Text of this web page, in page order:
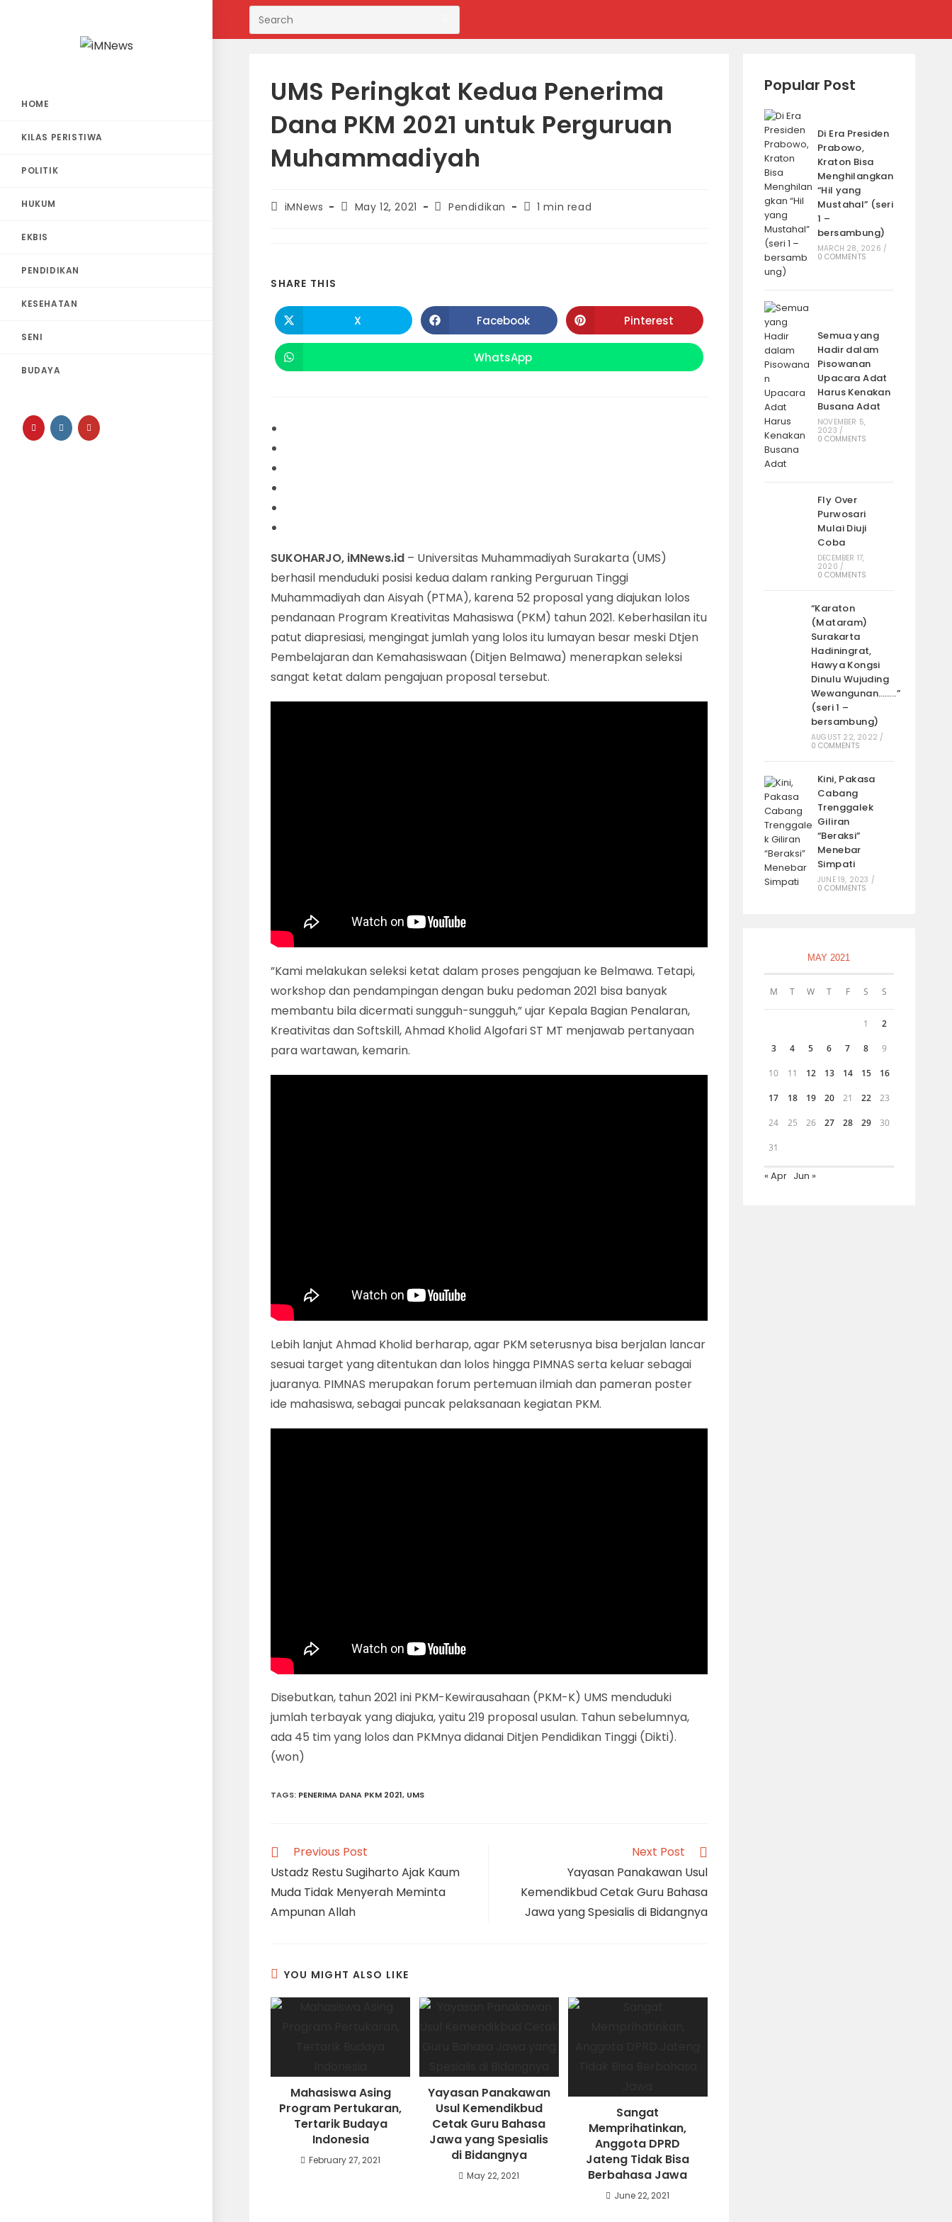
content
HOME
KILAS PERISTIWA
POLITIK
HUKUM
EKBIS
PENDIDIKAN
KESEHATAN
SENI
BUDAYA
UMS Peringkat Kedua Penerima
Dana PKM 2021 untuk Perguruan
Muhammadiyah
PostiMNews
PostMay 12, 2021
PostPendidikan
Reading
1 min read
SHARE THIS
CONTENT
Opens
in
a
X Opens
in
a
new
window
Facebook Opens
in
a
Pinterest
Opens
in
WhatsApp
SUKOHARJO, iMNews.id – Universitas Muhammadiyah Surakarta (UMS)
berhasil menduduki posisi kedua dalam ranking Perguruan Tinggi
Muhammadiyah dan Aisyah (PTMA), karena 52 proposal yang diajukan lolos
pendanaan Program Kreativitas Mahasiswa (PKM) tahun 2021. Keberhasilan itu
patut diapresiasi, mengingat jumlah yang lolos itu lumayan besar meski Dtjen
Pembelajaran dan Kemahasiswaan (Ditjen Belmawa) menerapkan seleksi
sangat ketat dalam pengajuan proposal tersebut.
”Kami melakukan seleksi ketat dalam proses pengajuan ke Belmawa. Tetapi,
workshop dan pendampingan dengan buku pedoman 2021 bisa banyak
membantu bila dicermati sungguh-sungguh,” ujar Kepala Bagian Penalaran,
Kreativitas dan Softskill, Ahmad Kholid Algofari ST MT menjawab pertanyaan
para wartawan, kemarin.
Lebih lanjut Ahmad Kholid berharap, agar PKM seterusnya bisa berjalan lancar
sesuai target yang ditentukan dan lolos hingga PIMNAS serta keluar sebagai
juaranya. PIMNAS merupakan forum pertemuan ilmiah dan pameran poster
ide mahasiswa, sebagai puncak pelaksanaan kegiatan PKM.
Disebutkan, tahun 2021 ini PKM-Kewirausahaan (PKM-K) UMS menduduki
jumlah terbayak yang diajuka, yaitu 219 proposal usulan. Tahun sebelumnya,
ada 45 tim yang lolos dan PKMnya didanai Ditjen Pendidikan Tinggi (Dikti).
(won)
TAGS: PENERIMA DANA PKM 2021, UMS
Read
articles
Previous Post
Ustadz Restu Sugiharto Ajak Kaum
Muda Tidak Menyerah Meminta
Ampunan Allah
Next Post
Yayasan Panakawan Usul
Kemendikbud Cetak Guru Bahasa
Jawa yang Spesialis di Bidangnya
YOU MIGHT ALSO LIKE
Mahasiswa Asing
Program Pertukaran,
Tertarik Budaya
Indonesia
February 27, 2021
Yayasan Panakawan
Usul Kemendikbud
Cetak Guru Bahasa
Jawa yang Spesialis
di Bidangnya
May 22, 2021
Sangat
Memprihatinkan,
Anggota DPRD
Jateng Tidak Bisa
Berbahasa Jawa
June 22, 2021
Popular Post
Di Era Presiden
Prabowo,
Kraton Bisa
Menghilangkan
“Hil yang
Mustahal” (seri
1 –
bersambung)
MARCH 28, 2026 /
0 COMMENTS
Semua yang
Hadir dalam
Pisowanan
Upacara Adat
Harus Kenakan
Busana Adat
NOVEMBER 5,
2023 /
0 COMMENTS
Fly Over
Purwosari
Mulai Diuji
Coba
DECEMBER 17,
2020 /
0 COMMENTS
“Karaton
(Mataram)
Surakarta
Hadiningrat,
Hawya Kongsi
Dinulu Wujuding
Wewangunan……..”
(seri 1 –
bersambung)
AUGUST 22, 2022 /
0 COMMENTS
Kini, Pakasa
Cabang
Trenggalek
Giliran
“Beraksi”
Menebar
Simpati
JUNE 19, 2023 /
0 COMMENTS
MAY 2021
M T W T F S S
1 2
3 4 5 6 7 8 9
10 11 12 13 14 15 16
17 18 19 20 21 22 23
24 25 26 27 28 29 30
31
« Apr Jun »